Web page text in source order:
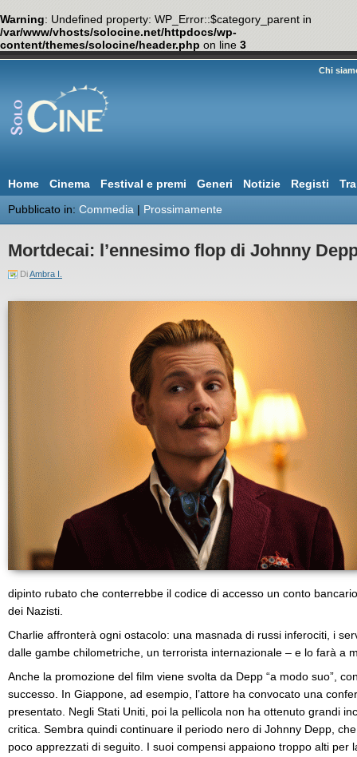
Warning: Undefined property: WP_Error::$category_parent in
/var/www/vhosts/solocine.net/httpdocs/wp-
content/themes/solocine/header.php on line 3
Chi
Home Cinema Festival e premi Generi Notizie Registi
Pubblicato in: Commedia | Prossimamente
Mortdecai: l’ennesimo flop di Johnny
DiAmbra I.
dipinto rubato che conterrebbe il codice di accesso un conto
dei Nazisti.
Charlie affronterà ogni ostacolo: una masnada di russi inferociti, i
dalle gambe chilometriche, un terrorista internazionale – e lo farà a
Anche la promozione del film viene svolta da Depp “a modo suo”,
successo. In Giappone, ad esempio, l’attore ha convocato una
presentato. Negli Stati Uniti, poi la pellicola non ha ottenuto grandi
critica. Sembra quindi continuare il periodo nero di Johnny Depp,
poco apprezzati di seguito. I suoi compensi appaiono troppo alti per